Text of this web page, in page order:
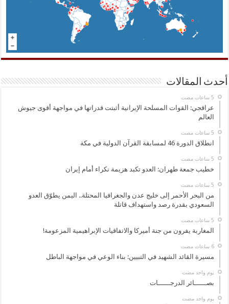
أحدث المقالات
عراقجي: القوات المسلحة الإيرانية أثبتت قدراتها في مواجهة أقوى جيوش
العالم
انطلاق الدورة 46 لمسابقة القرآن الدولية في مكة
خطيب جمعة طهران: العدو تكبد هزيمة نكراء أمام إيران
من البحر الأحمر إلى خليج عدن والجغرافيا المحتلة.. اليمن يطوّق العدو
السعودي بقدرة رصد واستهداف قاتلة
المغاربة يفرون من جنة أميركا والاتفاقيات الإبراهيمية المزعومة!
‏6 ساعات مضت
مسيرة القائد الشهيد في التبيين: بناء الوعي في مواجهة الباطل
‏يوم واحد مضت
بصــــــائر الدرجــــــات
‏يوم واحد مضت